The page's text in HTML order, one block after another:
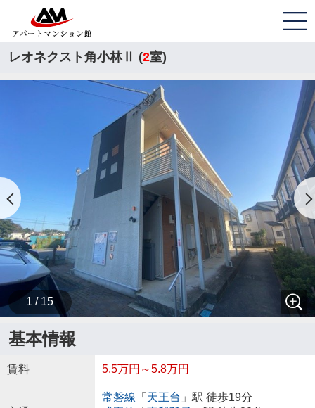
レオネクスト角小林Ⅱ (2室)
1 / 15
基本情報
賃料 5.5万円～5.8万円
常磐線 「 天王台 」駅 徒歩19分